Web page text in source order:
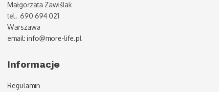
Małgorzata Zawiślak
tel. 690 694 021
Warszawa
email: info@more-life.pl
Informacje
Regulamin